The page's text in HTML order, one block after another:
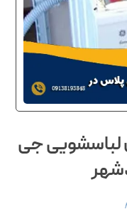
لباسشویی جی